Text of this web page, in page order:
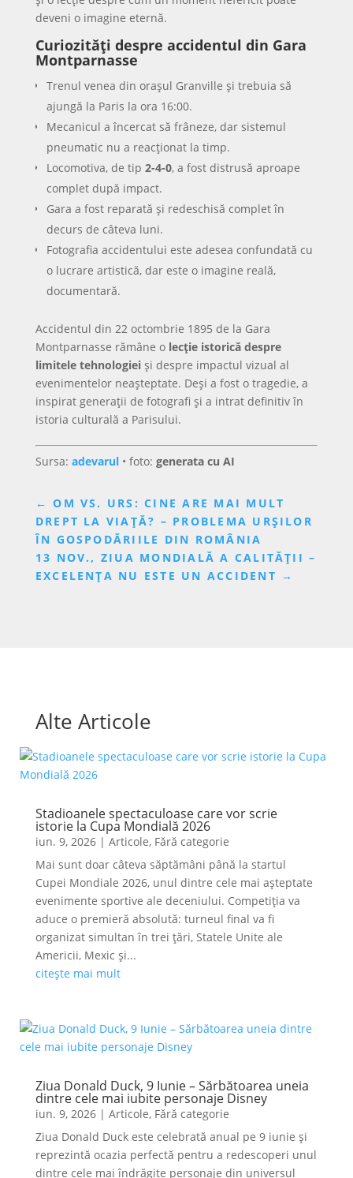
deveni o imagine eternă.
Curiozități despre accidentul din Gara
Montparnasse
Trenul venea din orașul Granville și trebuia să
ajungă la Paris la ora 16:00.
Mecanicul a încercat să frâneze, dar sistemul
pneumatic nu a reacționat la timp.
Locomotiva, de tip 2-4-0, a fost distrusă aproape
complet după impact.
Gara a fost reparată și redeschisă complet în
decurs de câteva luni.
Fotografia accidentului este adesea confundată cu
o lucrare artistică, dar este o imagine reală,
documentară.
Accidentul din 22 octombrie 1895 de la Gara
Montparnasse rămâne o lecție istorică despre
limitele tehnologieiși despre impactul vizual al
evenimentelor neașteptate. Deși a fost o tragedie, a
inspirat generații de fotografi și a intrat definitiv în
istoria culturală a Parisului.
Sursa: adevarul• foto: generata cu AI
←OM VS. URS: CINE ARE MAI MULT
DREPT LA VIAŢĂ? – PROBLEMA URŞILOR
ÎN GOSPODĂRIILE DIN ROMÂNIA
13 NOV., ZIUA MONDIALĂ A CALITĂȚII –
EXCELENȚA NU ESTE UN ACCIDENT →
Alte Articole
Stadioanele spectaculoase care vor scrie
istorie la Cupa Mondială 2026
iun. 9, 2026| Articole, Fără categorie
Mai sunt doar câteva săptămâni până la startul
Cupei Mondiale 2026, unul dintre cele mai așteptate
evenimente sportive ale deceniului. Competiția va
aduce o premieră absolută: turneul final va fi
organizat simultan în trei țări, Statele Unite ale
Americii, Mexic și...
citește mai mult
Ziua Donald Duck, 9 Iunie – Sărbătoarea uneia
dintre cele mai iubite personaje Disney
iun. 9, 2026| Articole, Fără categorie
Ziua Donald Duck este celebrată anual pe 9 iunie și
reprezintă ocazia perfectă pentru a redescoperi unul
dintre cele mai îndrăgite personaje din universul